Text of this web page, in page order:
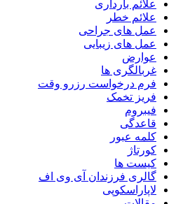
علائم بارداری
علائم خطر
عمل های جراحی
عمل های زیبایی
عوارض
غربالگری ها
فرم درخواست رزرو وقت
فریز تخمک
فیبروم
قاعدگی
کلمه عبور
کورتاژ
کیست ها
گالری فرزندان آی وی اف
لاپاراسکوپی